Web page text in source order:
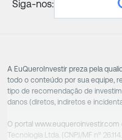
Siga-nos:
A EuQueroInvestir preza pela
todo o conteúdo por sua equipe,
tipo de recomendação de
danos (diretos, indiretos e
O portal www.euqueroinvestir.com
Tecnologia Ltda. (CNPJ/MF nº